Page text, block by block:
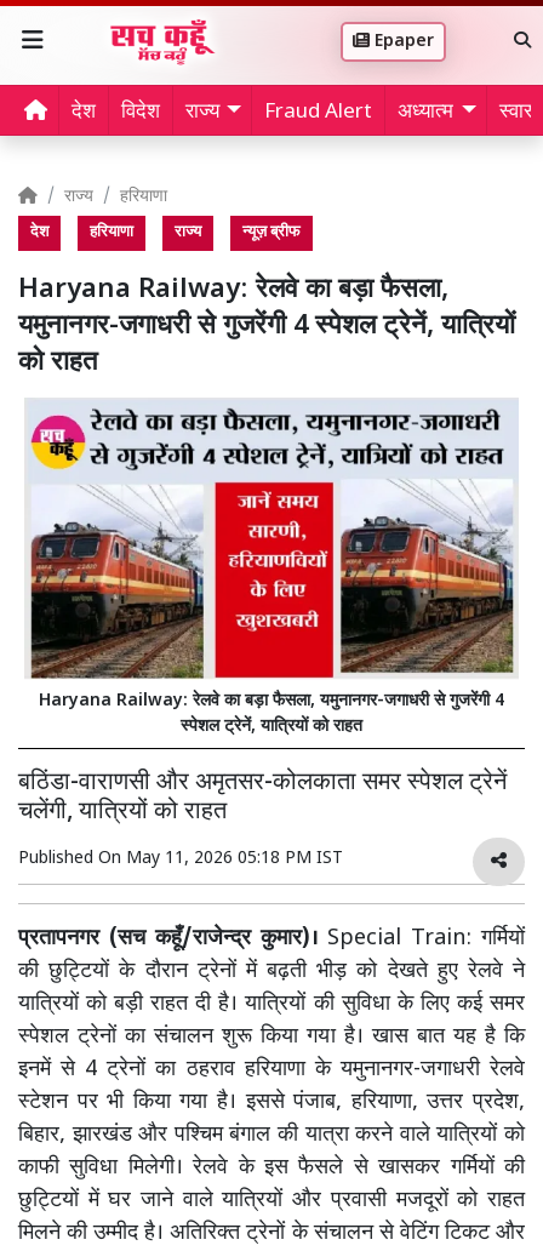
Epaper
देश विदेश राज्य Fraud Alert अध्यात्म
राज्य हरियाणा
देश हरियाणा राज्य न्यूज़ ब्रीफ
Haryana Railway: रेलवे का बड़ा फैसला,
यमुनानगर-जगाधरी से गुजरेंगी 4 स्पेशल ट्रेनें, यात्रियों
को राहत
Haryana Railway: रेलवे का बड़ा फैसला, यमुनानगर-जगाधरी से गुजरेंगी 4
स्पेशल ट्रेनें, यात्रियों को राहत
बठिंडा-वाराणसी और अमृतसर-कोलकाता समर स्पेशल ट्रेनें
चलेंगी, यात्रियों को राहत
Published On May 11, 2026 05:18 PM IST
प्रतापनगर (सच कहूँ/राजेन्द्र कुमार)। Special Train: गर्मियों
की छुट्टियों के दौरान ट्रेनों में बढ़ती भीड़ को देखते हुए रेलवे ने
यात्रियों को बड़ी राहत दी है। यात्रियों की सुविधा के लिए कई समर
स्पेशल ट्रेनों का संचालन शुरू किया गया है। खास बात यह है कि
इनमें से 4 ट्रेनों का ठहराव हरियाणा के यमुनानगर-जगाधरी रेलवे
स्टेशन पर भी किया गया है। इससे पंजाब, हरियाणा, उत्तर प्रदेश,
बिहार, झारखंड और पश्चिम बंगाल की यात्रा करने वाले यात्रियों को
काफी सुविधा मिलेगी। रेलवे के इस फैसले से खासकर गर्मियों की
छुट्टियों में घर जाने वाले यात्रियों और प्रवासी मजदूरों को राहत
मिलने की उम्मीद है। अतिरिक्त ट्रेनों के संचालन से वेटिंग टिकट और